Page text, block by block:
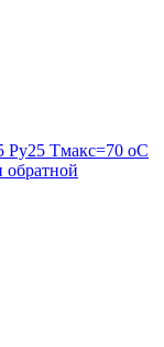
Ру25 Тмакс=70 oC
обратной